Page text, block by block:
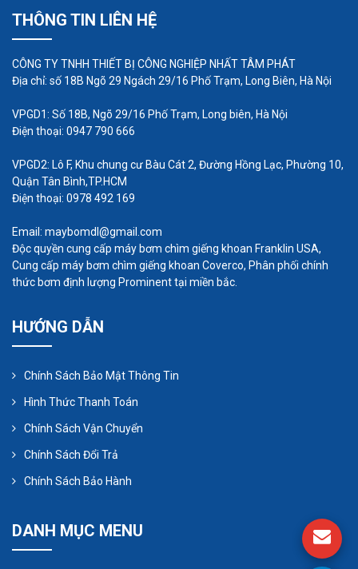
hạt nước. Sự liên kết này làm kết tủa các hạt thành
dễ dàng hơn.
Với tầm quan trọng của máy bơm định lượng trong
nhà máy, nó không thể hỏng được. Người vận hành
bơm định lượng ngày nay cần tuân thủ.
Nơi bán máy bơm định lượng giá
rẻ tại TPHCM
Tạo sao máy bơm định lượng được khách
hàng lựa chọn?
1. Vật liệu tốt, độ bền cao
Do được sản xuất chuyên dụng cho việc bơm định
lượng nên dòng bơm này sử dụng các vật liệu có
độ bền cao. Vật liệu sản xuất bơm có khả năng
THÔNG TIN LIÊN HỆ
CÔNG TY TNHH THIẾT BỊ CÔNG NGHIỆP NHẤT TÂM PHÁT
Địa chỉ: số 18B Ngõ 29 Ngách 29/16 Phố Trạm, Long Biên, Hà Nội
VPGD1: Số 18B, Ngõ 29/16 Phố Trạm, Long biên, Hà Nội
Điện thoại: 0947 790 666
VPGD2: Lô F, Khu chung cư Bàu Cát 2, Đường Hồng Lạc, Phường 10,
Quận Tân Bình,TP.HCM
Điện thoại: 0978 492 169
Email: maybomdl@gmail.com
Độc quyền cung cấp máy bơm chìm giếng khoan Franklin USA,
Cung cấp máy bơm chìm giếng khoan Coverco, Phân phối chính
thức bơm định lượng Prominent tại miền bắc.
HƯỚNG DẪN
Chính Sách Bảo Mật Thông Tin
Hình Thức Thanh Toán
Chính Sách Vận Chuyển
Chính Sách Đổi Trả
Chính Sách Bảo Hành
DANH MỤC MENU